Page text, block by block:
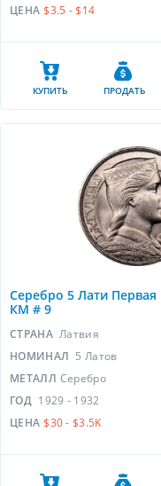
ЦЕНА $3.5 - $14
КУПИТЬ ПРОДАТЬ
Серебро 5 Лати Первая
КМ # 9
СТРАНА Латвия
НОМИНАЛ 5 Латов
МЕТАЛЛ Серебро
ГОД 1929 - 1932
ЦЕНА $30 - $3.5K